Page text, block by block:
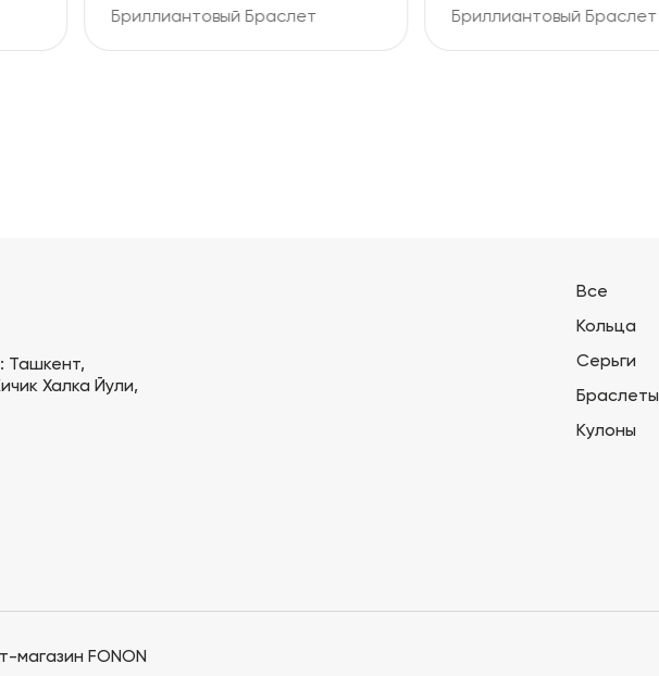
Бриллиантовый Браслет Бриллиантовый Браслет
Ташкент,
Все
Кольца
Серьги
Браслеты
Кулоны
FONON